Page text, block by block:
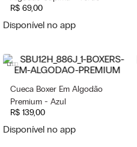
R$ 69,00
Disponível no app
Cueca Boxer Em Algodão
Premium - Azul
R$ 139,00
Disponível no app